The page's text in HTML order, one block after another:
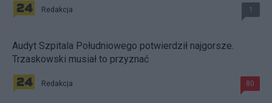
Redakcja 1
Audyt Szpitala Południowego potwierdził najgorsze.
Trzaskowski musiał to przyznać
Redakcja 80